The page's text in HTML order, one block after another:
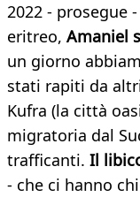
2022 - prosegue
eritreo, Amaniel
un giorno
stati rapiti da
Kufra (la città
migratoria dal
trafficanti. Il
- che ci hanno